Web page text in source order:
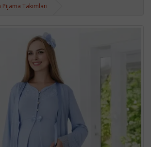
Takımları